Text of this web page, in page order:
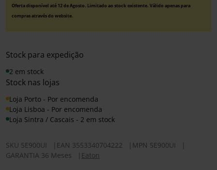
Oferta disponível até 12 de Agosto. Limitado ao stock existente. Válido apenas para
compras através do website.
Stock para expedição
2 em stock
Stock nas lojas
Loja Porto - Por encomenda
Loja Lisboa - Por encomenda
Loja Sintra / Cascais - 2 em stock
SKU 5E900UI EAN 3553340704222 MPN 5E900UI
GARANTIA 36 Meses
Eaton